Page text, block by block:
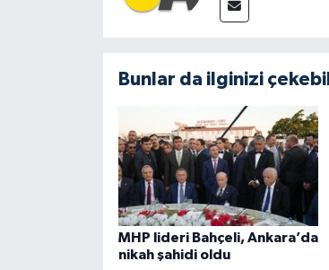
Bunlar da ilginizi
MHP lideri Bahçeli, Ankara’da
nikah şahidi oldu